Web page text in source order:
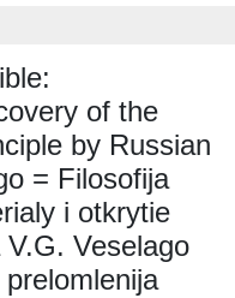
of the
by Russian
= Filosofija
i otkrytie
Veselago